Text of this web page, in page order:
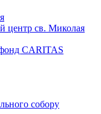
центр св. Миколая
CARITAS
собору